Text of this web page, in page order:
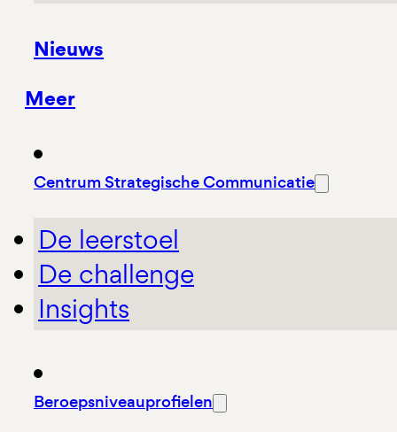
Nieuws
Meer
Centrum Strategische Communicatie
De leerstoel
De challenge
Insights
Beroepsniveauprofielen